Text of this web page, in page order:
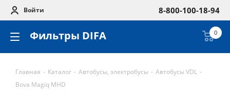
Войти 8-800-100-18-94
Фильтры DIFA 0
Главная - Каталог - Автобусы, электробусы - Автобусы VDL -
Bova Magiq MHD